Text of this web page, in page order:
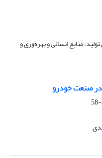
منابع انسانی و بهره‌وری و
صنعت خودرو